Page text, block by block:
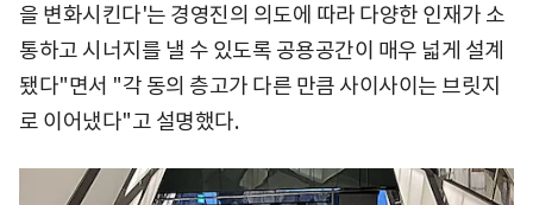
을 변화시킨다'는 경영진의 의도에 따라 다양한 인재가 소
통하고 시너지를 낼 수 있도록 공용공간이 매우 넓게 설계
됐다"면서 "각 동의 층고가 다른 만큼 사이사이는 브릿지
로 이어냈다"고 설명했다.